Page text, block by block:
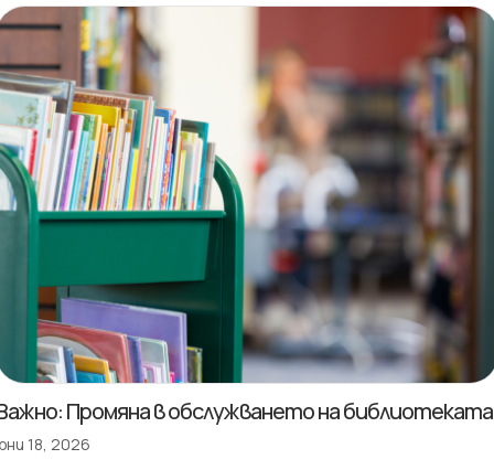
Промяна в обслужването на библиотеката
18, 2026